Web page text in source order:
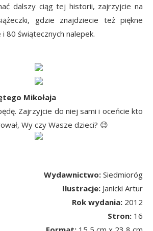
dalszy ciąg tej historii, zajrzyjcie na
gdzie znajdziecie też piękne
80 świątecznych nalepek.
Mikołaja
Zajrzyjcie do niej sami i oceńcie kto
Wy czy Wasze dzieci? 😉
Wydawnictwo: Siedmioróg
Ilustracje: Janicki Artur
Rok wydania: 2012
Stron: 16